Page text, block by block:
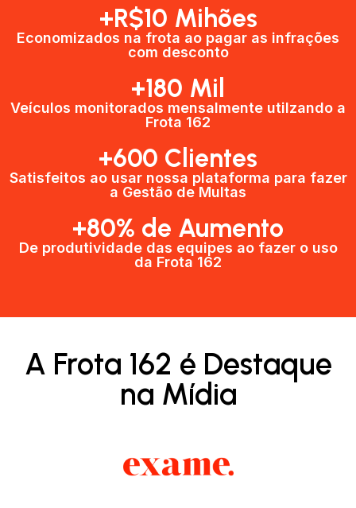
+R$10 Mihões
Economizados na frota ao pagar as infrações
com desconto
+180 Mil
Veículos monitorados mensalmente utilzando a
Frota 162
+600 Clientes​
Satisfeitos ao usar nossa plataforma para fazer
a Gestão de Multas​
+80% de Aumento
De produtividade das equipes ao fazer o uso
da Frota 162​
A Frota 162 é Destaque
na Mídia